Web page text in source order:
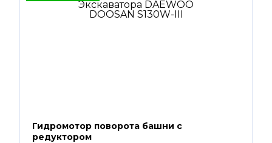
Гидромотор поворота башни с
редуктором